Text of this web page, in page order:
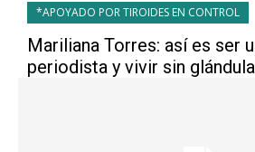
*APOYADO POR TIROIDES EN CONTROL
Mariliana Torres: así es ser
periodista y vivir sin